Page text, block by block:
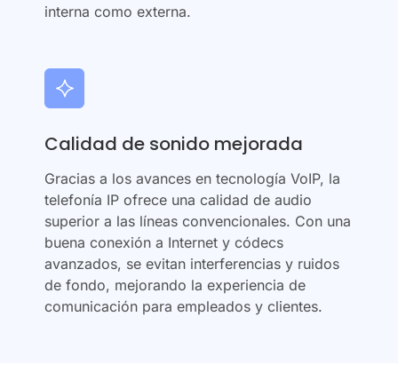
interna como externa.
Calidad de sonido mejorada
Gracias a los avances en tecnología VoIP, la
telefonía IP ofrece una calidad de audio
superior a las líneas convencionales. Con una
buena conexión a Internet y códecs
avanzados, se evitan interferencias y ruidos
de fondo, mejorando la experiencia de
comunicación para empleados y clientes.